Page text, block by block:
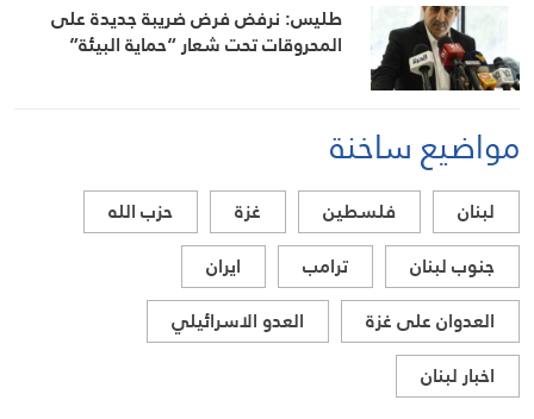
طليس: نرفض فرض ضريبة جديدة على
المحروقات تحت شعار “حماية البيئة”
مواضيع ساخنة
لبنان فلسطين غزة
حزب الله
جنوب لبنان
ترامب
ايران
العدوان على غزة
العدو الاسرائيلي
اخبار لبنان